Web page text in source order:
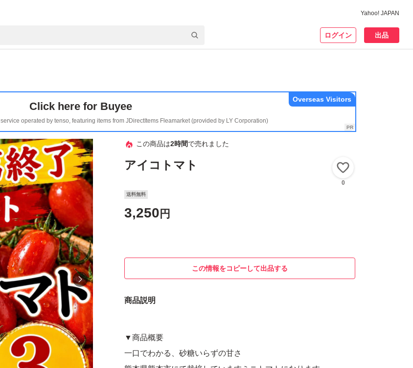
Yahoo! JAPAN
ログイン 出品
Click here for Buyee
operated by tenso, featuring items from JDirectItems Fleamarket (provided by LY Corporation)
Overseas Visitors
この商品は2時間で売れました
アイコトマト
0
送料無料
3,250 円
この情報をコピーして出品する
商品説明
▼商品概要
一口でわかる、砂糖いらずの甘さ